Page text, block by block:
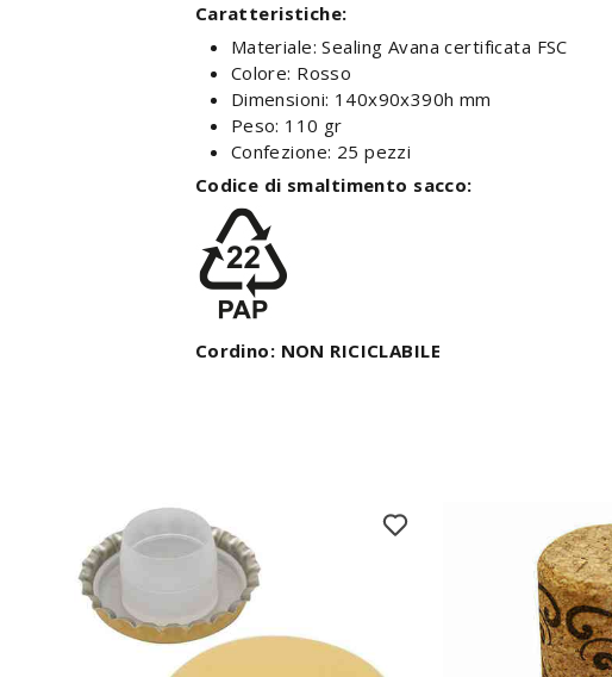
Caratteristiche:
Materiale: Sealing Avana certificata FSC
Colore: Rosso
Dimensioni: 140x90x390h mm
Peso: 110 gr
Confezione: 25 pezzi
Codice di smaltimento sacco:
Cordino: NON RICICLABILE